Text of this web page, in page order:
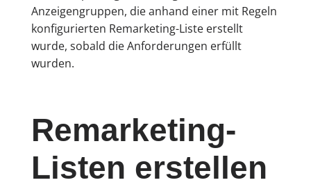
Anzeigengruppen, die anhand einer mit Regeln
konfigurierten Remarketing-Liste erstellt
wurde, sobald die Anforderungen erfüllt
wurden.
Remarketing-
Listen erstellen